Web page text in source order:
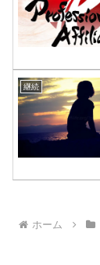
継続
ホーム